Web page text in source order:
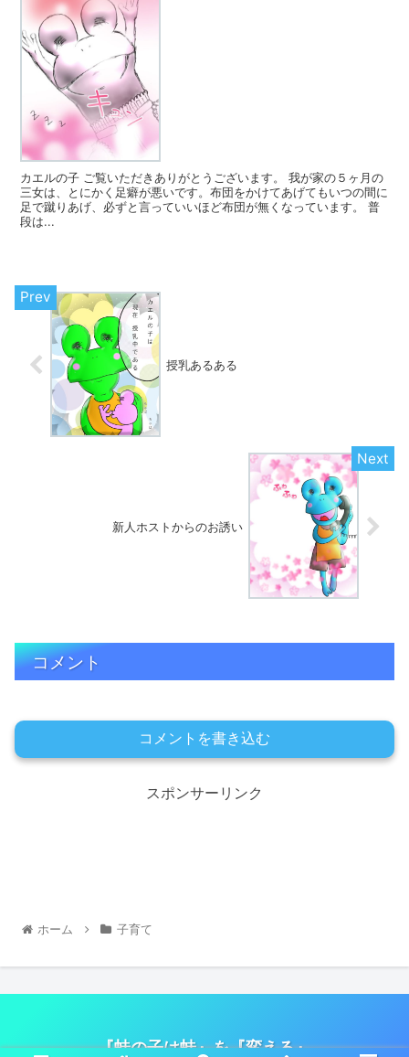
カエルの子 ご覧いただきありがとうございます。 我が家の５ヶ月の
三女は、とにかく足癖が悪いです。布団をかけてあげてもいつの間に
足で蹴りあげ、必ずと言っていいほど布団が無くなっています。 普
段は...
授乳あるある
新人ホストからのお誘い
コメント
コメントを書き込む
スポンサーリンク
ホーム 子育て
『蛙の子は蛙』を『変える』